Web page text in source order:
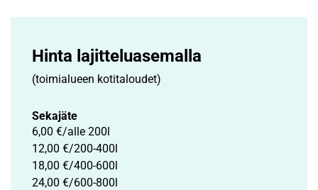
Hinta lajittelu­asemalla
(toimialueen kotitaloudet)
Sekajäte
6,00 €/alle 200l
12,00 €/200-400l
18,00 €/400-600l
24,00 €/600-800l